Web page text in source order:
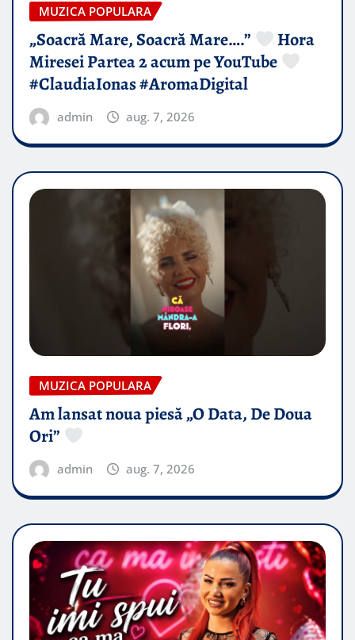
MUZICA POPULARA
„Soacră Mare, Soacră Mare….”
Hora
Miresei Partea 2 acum pe YouTube
#ClaudiaIonas #AromaDigital
admin aug. 7, 2026
MUZICA POPULARA
Am lansat noua piesă „O Data, De Doua
Ori”
admin aug. 7, 2026